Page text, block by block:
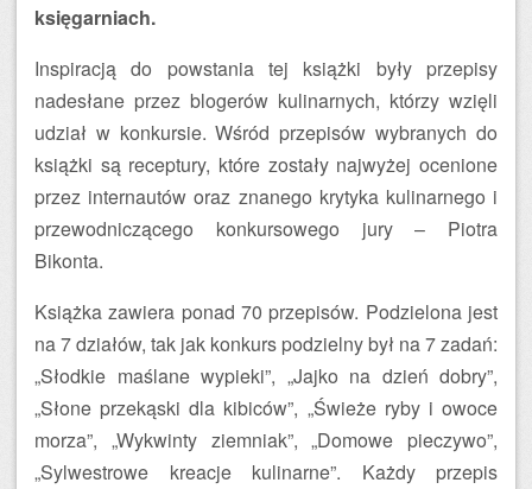
księgarniach.
Inspiracją do powstania tej książki były przepisy
nadesłane przez blogerów kulinarnych, którzy wzięli
udział w konkursie. Wśród przepisów wybranych do
książki są receptury, które zostały najwyżej ocenione
przez internautów oraz znanego krytyka kulinarnego i
przewodniczącego konkursowego jury – Piotra
Bikonta.
Książka zawiera ponad 70 przepisów. Podzielona jest
na 7 działów, tak jak konkurs podzielny był na 7 zadań:
„Słodkie maślane wypieki”, „Jajko na dzień dobry”,
„Słone przekąski dla kibiców”, „Świeże ryby i owoce
morza”, „Wykwinty ziemniak”, „Domowe pieczywo”,
„Sylwestrowe kreacje kulinarne”. Każdy przepis